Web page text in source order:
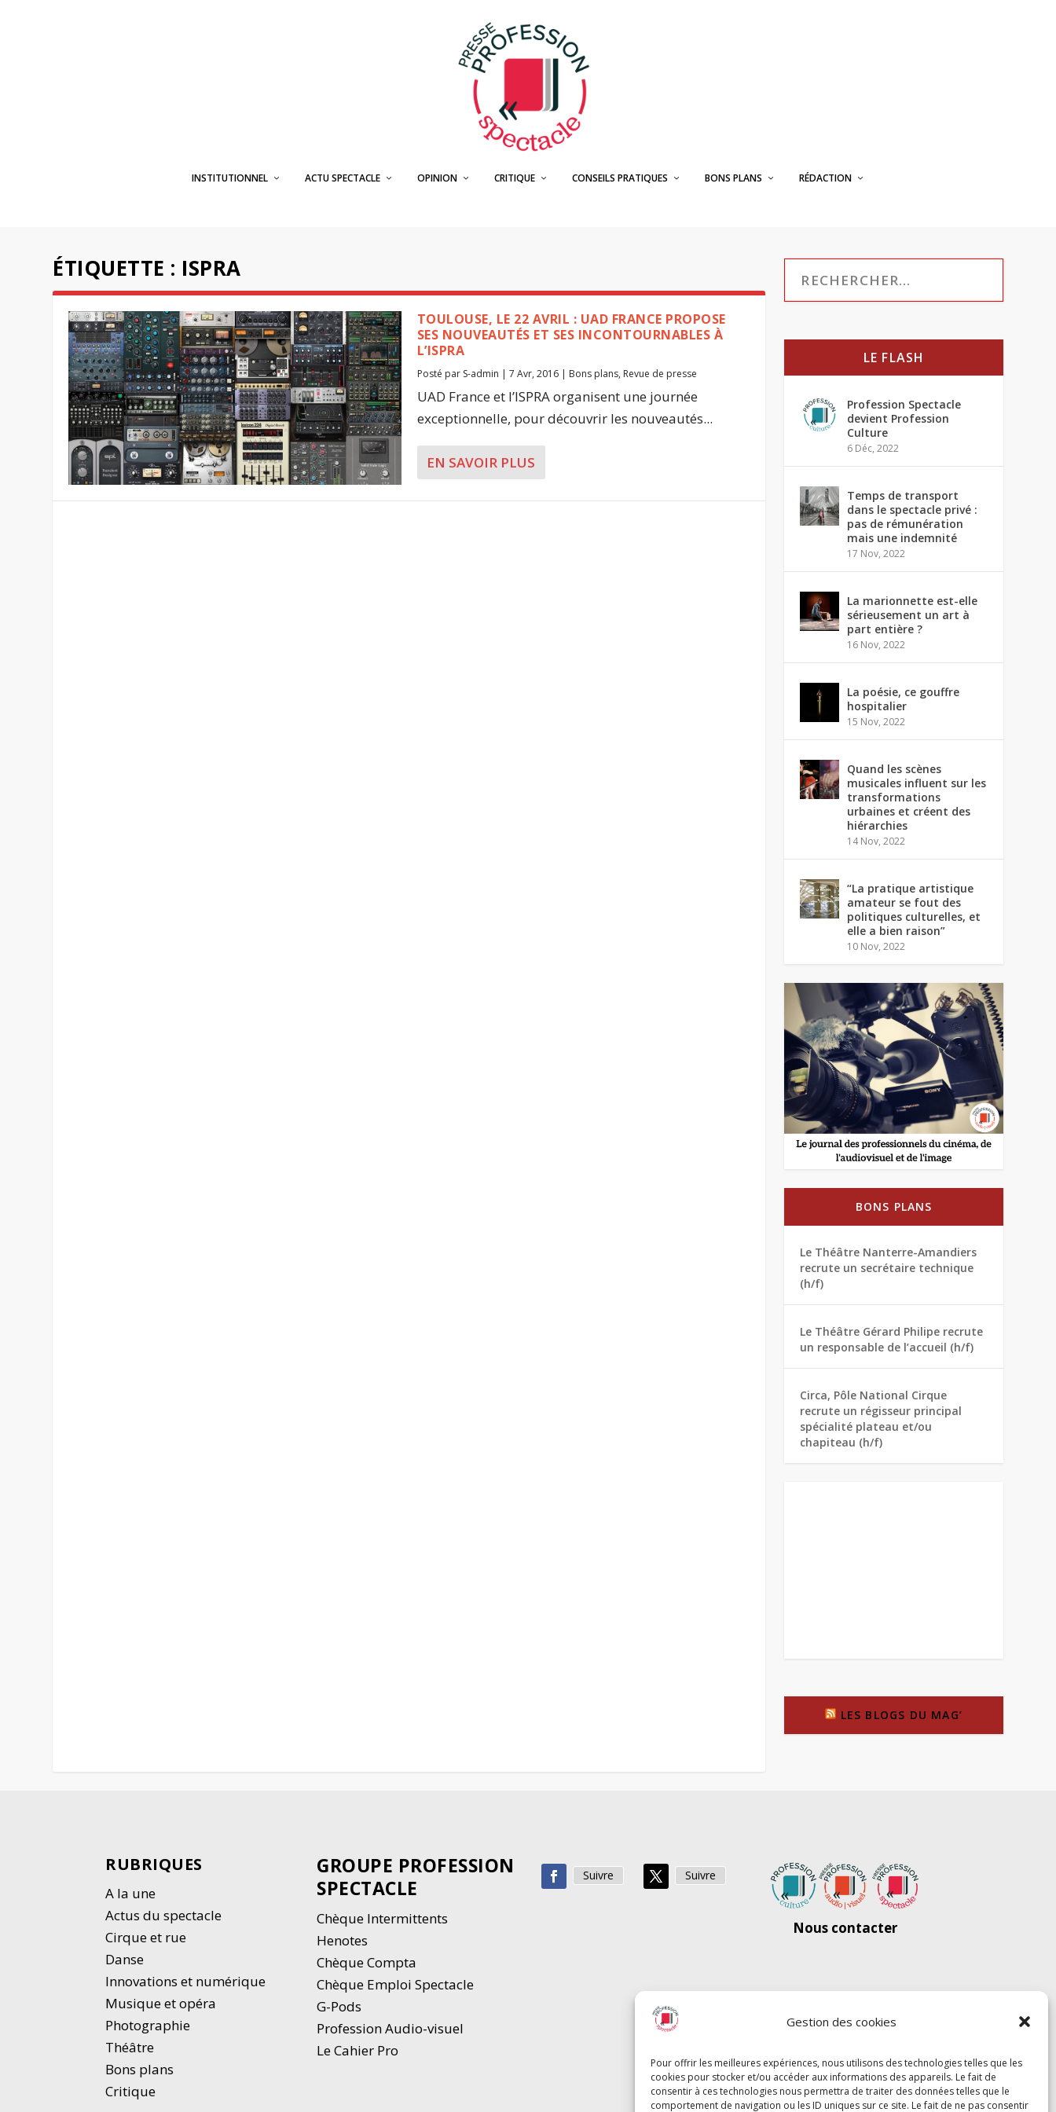
Gestion des cookies
Pour offrir les meilleures expériences, nous utilisons des technologies telles que les
cookies pour stocker et/ou accéder aux informations des appareils. Le fait de
consentir à ces technologies nous permettra de traiter des données telles que le
comportement de navigation ou les ID uniques sur ce site. Le fait de ne pas consentir
INSTITUTIONNEL ACTU SPECTACLE OPINION CRITIQUE CONSEILS PRATIQUES BONS PLANS RÉDACTION
ÉTIQUETTE : ISPRA
TOULOUSE, LE 22 AVRIL : UAD FRANCE PROPOSE
SES NOUVEAUTÉS ET SES INCONTOURNABLES À
L’ISPRA
Posté par S-admin | 7 Avr, 2016| Bons plans, Revue de presse
UAD France et l’ISPRA organisent une journée
exceptionnelle, pour découvrir les nouveautés...
EN SAVOIR PLUS
LE FLASH
Profession Spectacle
devient Profession
Culture
6 Déc, 2022
Temps de transport
dans le spectacle privé :
pas de rémunération
mais une indemnité
17 Nov, 2022
La marionnette est-elle
sérieusement un art à
part entière ?
16 Nov, 2022
La poésie, ce gouffre
hospitalier
15 Nov, 2022
Quand les scènes
musicales influent sur les
transformations
urbaines et créent des
hiérarchies
14 Nov, 2022
“La pratique artistique
amateur se fout des
politiques culturelles, et
elle a bien raison”
10 Nov, 2022
BONS PLANS
Le Théâtre Nanterre-Amandiers
recrute un secrétaire technique
(h/f)
Le Théâtre Gérard Philipe recrute
un responsable de l’accueil (h/f)
Circa, Pôle National Cirque
recrute un régisseur principal
spécialité plateau et/ou
chapiteau (h/f)
LES BLOGS DU MAG’
RUBRIQUES
A la une
Actus du spectacle
Cirque et rue
Danse
Innovations et numérique
Musique et opéra
Photographie
Théâtre
Bons plans
Critique
GROUPE PROFESSION
SPECTACLE
Chèque Intermittents
Henotes
Chèque Compta
Chèque Emploi Spectacle
G-Pods
Profession Audio-visuel
Le Cahier Pro
Suivre Suivre
Nous contacter